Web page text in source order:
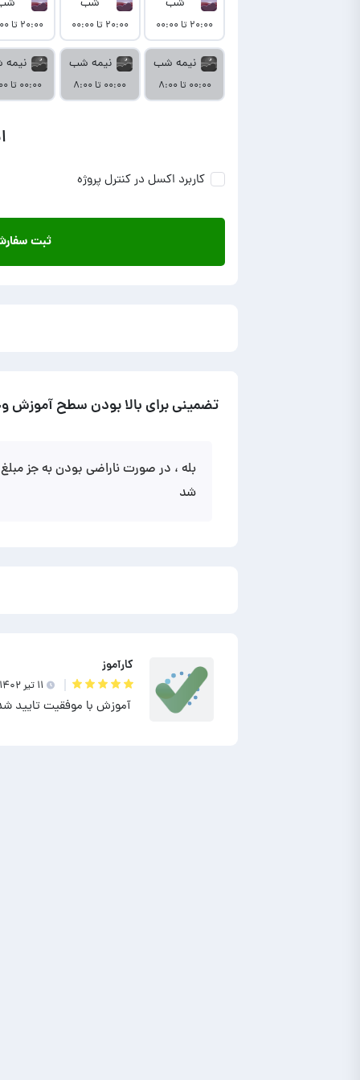
شب
۲۰:۰۰ تا ۰۰:۰۰
نیمه شب
۰۰:۰۰ تا ۸:۰۰
شب
۲۰:۰۰ تا ۰۰:۰۰
نیمه شب
۰۰:۰۰ تا ۸:۰۰
۲۰:۰۰ تا ۰۰:۰۰
۰۰:۰۰ تا ۸:۰۰
کاربرد اکسل در کنترل پروژه
ثبت
تضمینی برای بالا بودن سطح آموزش
بله ، در صورت ناراضی بودن به جز
شد
کارآموز
۱۱ تير ۱۴۰۲
آموزش با موفقیت تایید